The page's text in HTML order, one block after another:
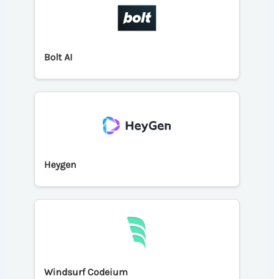
Bolt AI
Heygen
Windsurf Codeium